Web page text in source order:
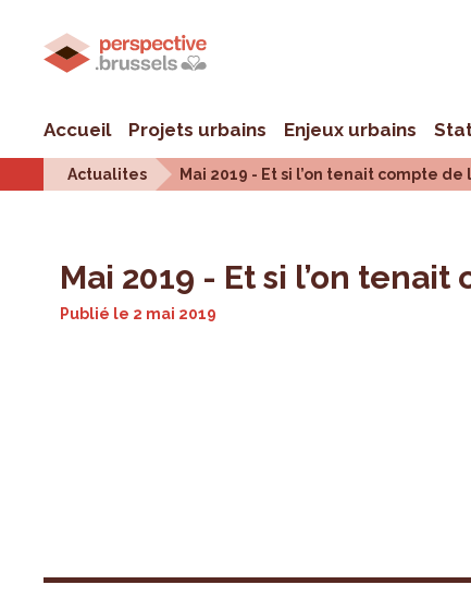
Accueil Projets urbains Enjeux urbains
Actualites Mai 2019 - Et si l’on tenait compte
Mai 2019 - Et si l’on
Publié le 2 mai 2019